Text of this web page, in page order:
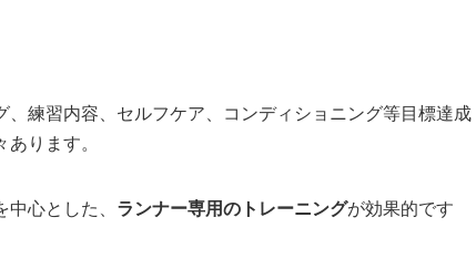
、練習内容、セルフケア、コンディショニング等目標達成
ります。
中心とした、 ランナー専用のトレーニングが効果的です